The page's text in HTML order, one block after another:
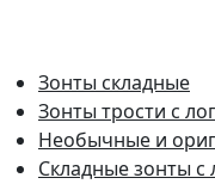
Зонты складные
Зонты трости с
Необычные и
Складные зонты с